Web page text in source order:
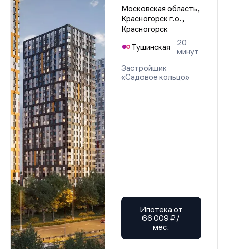
Московская область,
Красногорск г.о.,
Красногорск
Тушинская
20
минут
Застройщик
«Садовое кольцо»
Ипотека от
66 009 ₽/
мес.